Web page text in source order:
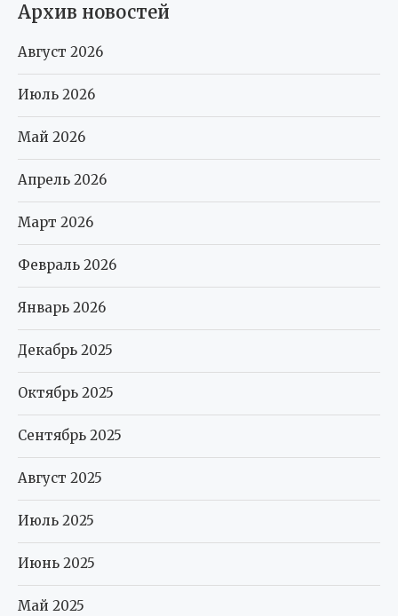
Архив новостей
Август 2026
Июль 2026
Май 2026
Апрель 2026
Март 2026
Февраль 2026
Январь 2026
Декабрь 2025
Октябрь 2025
Сентябрь 2025
Август 2025
Июль 2025
Июнь 2025
Май 2025